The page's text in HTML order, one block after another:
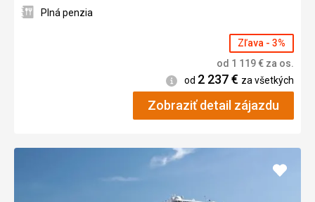
Plná penzia
Zľava - 3%
od 1 119€ za os.
Informácie
od 2 237€ za všetkých
Zobraziť detail zájazdu
Pridať